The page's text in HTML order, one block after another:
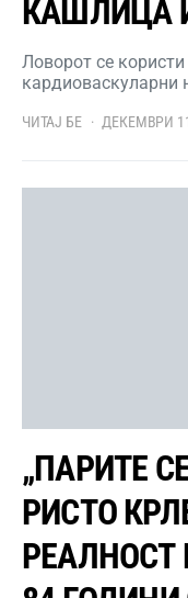
КАШЛИЦА
Ловорот се
кардиоваскуларни
ЧИТАЈ БЕ ДЕКЕМВРИ
„ПАРИТЕ
РИСТО